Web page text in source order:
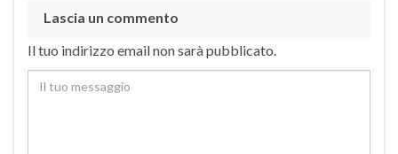
Lascia un commento
Il tuo indirizzo email non sarà pubblicato.